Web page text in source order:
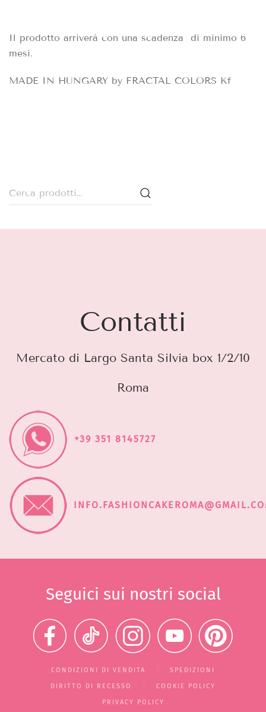
Il prodotto arriverà con una scadenza di minimo 6
mesi.
MADE IN HUNGARY by FRACTAL COLORS Kf
Cerca:
Contatti
Mercato di Largo Santa Silvia box 1/2/10
Roma
+39 351 8145727
Seguici sui nostri social
CONDIZIONI DI VENDITA SPEDIZIONI
DIRITTO DI RECESSO COOKIE POLICY
PRIVACY POLICY